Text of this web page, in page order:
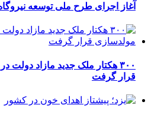
آغاز اجرای طرح ملی توسعه
۳۰۰ هکتار ملک جدید مازاد دولت
قرار گرفت